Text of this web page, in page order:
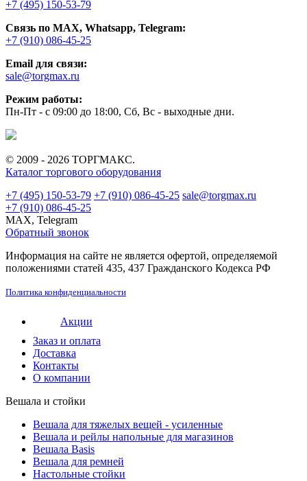
+7 (495) 150-53-79
Связь по MAX, Whatsapp, Telegram:
+7 (910) 086-45-25
Email для связи:
sale@torgmax.ru
Режим работы:
Пн-Пт - с 09:00 до 18:00, Сб, Вс - выходные дни.
© 2009 - 2026 ТОРГМАКС.
Каталог торгового оборудования
+7 (495) 150-53-79 +7 (910) 086-45-25 sale@torgmax.ru
+7 (910) 086-45-25
MAX, Telegram
Обратный звонок
Информация на сайте не является офертой, определяемой
положениями статей 435, 437 Гражданского Кодекса РФ
Политика конфиденциальности
Акции
Заказ и оплата
Доставка
Контакты
О компании
Вешала и стойки
Вешала для тяжелых вещей - усиленные
Вешала и рейлы напольные для магазинов
Вешала Basis
Вешала для ремней
Настольные стойки